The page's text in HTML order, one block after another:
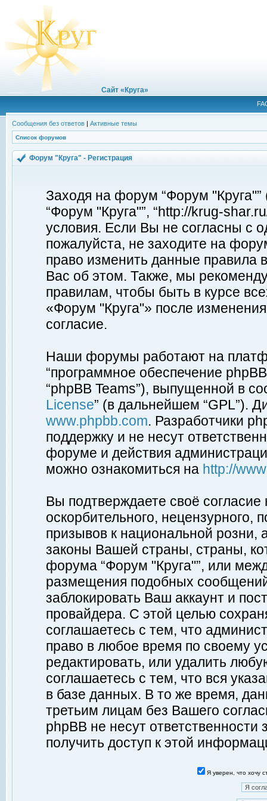
Сайт «Круга»
Сообщения без ответов | Активные темы
Список форумов
Форум "Круга" - Регистрация
Заходя на форум “Форум
“Форум "Круга"”, “http://krug-
условия. Если Вы не согласны с
пожалуйста, не заходите на
право изменить данные правила
Вас об этом. Также, мы
правилам, чтобы быть в курсе
«Форум "Круга"» после
согласие.
Наши форумы работают на
“программное обеспечение
“phpBB Teams”), выпущенной в
License” (в дальнейшем “GPL”).
www.phpbb.com. Разработчики
поддержку и не несут
форуме и действия
можно ознакомиться на http://
Вы подтверждаете своё
оскорбительного, нецензурного,
призывов к национальной
законы Вашей страны, страны,
форума “Форум "Круга"”, или
размещения подобных
заблокировать Ваш аккаунт и
провайдера. С этой целью
соглашаетесь с тем, что
право в любое время по своему
редактировать, или удалить
соглашаетесь с тем, что вся
в базе данных. В то же время,
третьим лицам без Вашего
phpBB не несут ответственности
получить доступ к этой
Я уверен, что хочу